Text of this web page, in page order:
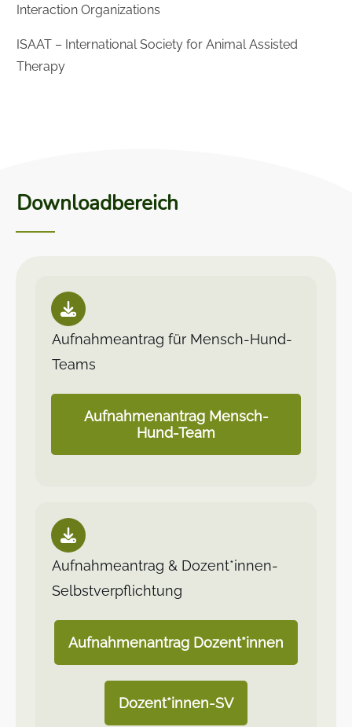
Interaction Organizations
ISAAT – International Society for Animal Assisted
Therapy
Downloadbereich
Aufnahmeantrag für Mensch-Hund-
Teams
Aufnahmenantrag Mensch-
Hund-Team
Aufnahmeantrag & Dozent*innen-
Selbstverpflichtung
Aufnahmenantrag Dozent*innen
Dozent*innen-SV